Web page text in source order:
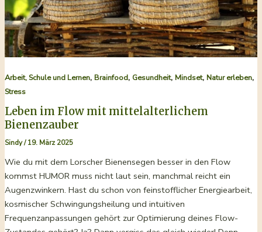
Arbeit, Schule und Lernen, Brainfood, Gesundheit, Mindset, Natur erleben,
Stress
Leben im Flow mit mittelalterlichem
Bienenzauber
Sindy/19. März 2025
Wie du mit dem Lorscher Bienensegen besser in den Flow
kommst HUMOR muss nicht laut sein, manchmal reicht ein
Augenzwinkern. Hast du schon von feinstofflicher Energiearbeit,
kosmischer Schwingungsheilung und intuitiven
Frequenzanpassungen gehört zur Optimierung deines Flow-